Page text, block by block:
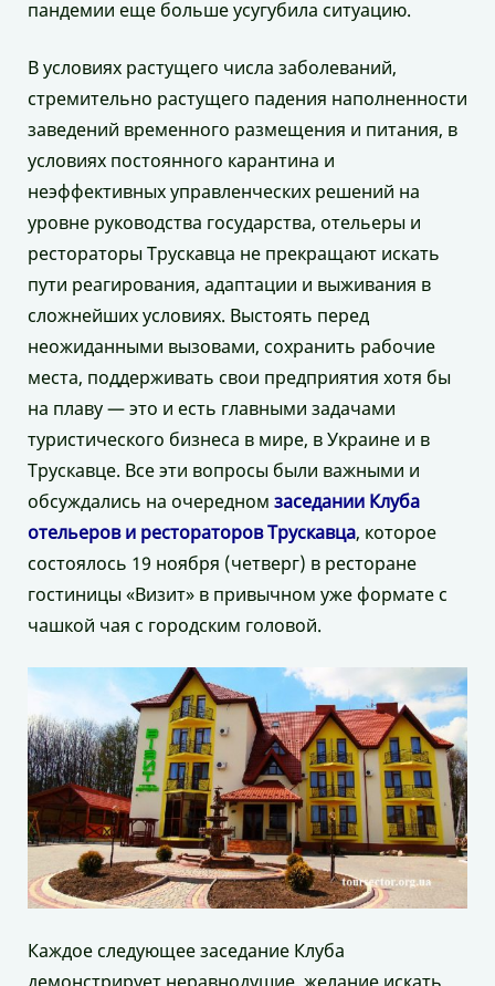
пандемии еще больше усугубила ситуацию.
В условиях растущего числа заболеваний,
стремительно растущего падения наполненности
заведений временного размещения и питания, в
условиях постоянного карантина и
неэффективных управленческих решений на
уровне руководства государства, отельеры и
рестораторы Трускавца не прекращают искать
пути реагирования, адаптации и выживания в
сложнейших условиях. Выстоять перед
неожиданными вызовами, сохранить рабочие
места, поддерживать свои предприятия хотя бы
на плаву — это и есть главными задачами
туристического бизнеса в мире, в Украине и в
Трускавце. Все эти вопросы были важными и
обсуждались на очередном заседании Клуба
отельеров и рестораторов Трускавца, которое
состоялось 19 ноября (четверг) в ресторане
гостиницы «Визит» в привычном уже формате с
чашкой чая с городским головой.
Каждое следующее заседание Клуба